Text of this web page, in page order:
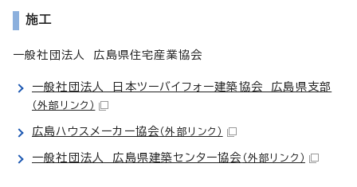
施工
一般社団法人 広島県住宅産業協会
一般社団法人 日本ツーバイフォー建築協会 広島県支部
（外部リンク）
広島ハウスメーカー協会 （外部リンク）
一般社団法人 広島県建築センター協会 （外部リンク）